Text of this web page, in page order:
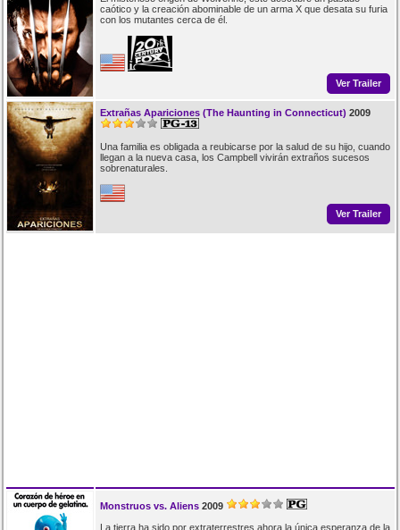
caótico y la creación abominable de un arma X que desata su furia
con los mutantes cerca de él.
Ver Trailer
Extrañas Apariciones (The Haunting in Connecticut) 2009
Una familia es obligada a reubicarse por la salud de su hijo, cuando
llegan a la nueva casa, los Campbell vivirán extraños sucesos
sobrenaturales.
Ver Trailer
Monstruos vs. Aliens 2009
La tierra ha sido por extraterrestres ahora la única esperanza de la